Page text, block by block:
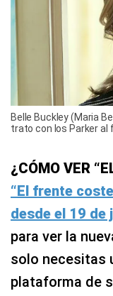
Belle Buckley (Maria
trato con los Parker al
¿CÓMO VER
“El frente
desde el 19 de
para ver la
solo necesitas
plataforma de